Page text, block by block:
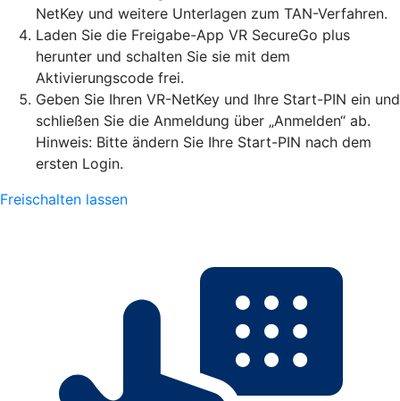
NetKey und weitere Unterlagen zum TAN-Verfahren.
Laden Sie die Freigabe-App VR SecureGo plus
herunter und schalten Sie sie mit dem
Aktivierungscode frei.
Geben Sie Ihren VR-NetKey und Ihre Start-PIN ein und
schließen Sie die Anmeldung über „Anmelden“ ab.
Hinweis: Bitte ändern Sie Ihre Start-PIN nach dem
ersten Login.
Freischalten lassen